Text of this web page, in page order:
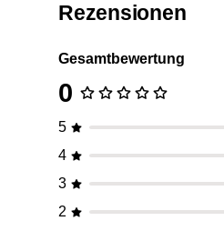
Rezensionen
Gesamtbewertung
0
5
4
3
2